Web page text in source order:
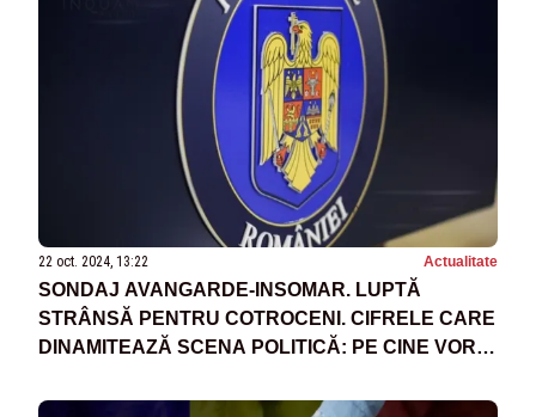
22 oct. 2024, 13:22 Actualitate
SONDAJ AVANGARDE-INSOMAR. LUPTĂ
STRÂNSĂ PENTRU COTROCENI. CIFRELE CARE
DINAMITEAZĂ SCENA POLITICĂ: PE CINE VOR
TOTALĂ